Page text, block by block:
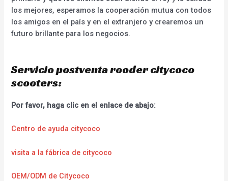
los mejores, esperamos la cooperación mutua con todos
los amigos en el país y en el extranjero y crearemos un
futuro brillante para los negocios.
Servicio postventa rooder citycoco
scooters:
Por favor, haga clic en el enlace de abajo:
Centro de ayuda citycoco
visita a la fábrica de citycoco
OEM/ODM de Citycoco